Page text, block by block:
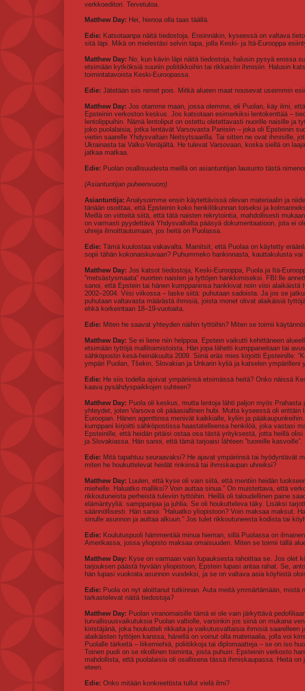
verkkoeditori. Tervetuloa.
Matthew Day: Hei, hienoa olla taas täällä.
Edie: Katsotaanpa näitä tiedostoja. Ensinnäkin, kyseessä on valtava
sitä läpi. Mikä on mielestäsi selvin tapa, jolla Keski- ja Itä-Eurooppa
Matthew Day: No, kun kävin läpi näitä tiedostoja, halusin pysyä erossa
etsimään kytköksiä suuriin poliitikkoihin tai rikkaisiin ihmisiin. Halusin
toimintatavoista Keski-Euroopassa.
Edie: Jätetään siis nimet pois. Mitkä alueen maat nousevat useimmin
Matthew Day: Jos otamme maan, jossa olemme, eli Puolan, käy ilmi,
Epsteinin verkoston keskus. Jos katsotaan esimerkiksi lentokenttää –
lentolippuihin. Nämä lentoliput on ostettu oletettavasti nuorille naisille ja
joko puolalaisia, jotka lentävät Varsovasta Pariisiin – joka oli Epsteinin
vietiin saarelle Yhdysvaltain Neitsytsaarilla. Tai sitten ne ovat ihmisille,
Ukrainasta tai Valko-Venäjältä. He tulevat Varsovaan, koska siellä on
jatkaa matkaa.
Edie: Puolan osallisuudesta meillä on asiantuntijan lausunto tästä
(Asiantuntijan puheenvuoro)
Asiantuntija: Analysoimme ensin käytettävissä olevan materiaalin ja
tänään osoittaa, että Epsteinin koko henkilökunnan toiseksi ja
Meillä on viitteitä siitä, että tätä naisten rekrytointia, mahdollisesti
on varmasti pyydettävä Yhdysvalloilta pääsyä dokumentaatioon, jota ei
uhreja ilmoittautumaan, jos heitä on Puolassa.
Edie: Tämä kuulostaa vakavalta. Mainitsit, että Puolaa on käytetty
sopii tähän kokonaiskuvaan? Puhummeko hankinnasta, kauttakulusta
Matthew Day: Jos katsot tiedostoja, Keski-Eurooppa, Puola ja Itä-
”metsästysmaata” nuorten naisten ja tyttöjen hankkimiseksi. FBI:lle
sanoi, että Epstein tai hänen kumppaninsa hankkivat noin viisi
2002–2004. Viisi viikossa – laske siitä: puhutaan sadoista. Ja jos se
puhutaan valtavasta määrästä ihmisiä, joista monet olivat alaikäisiä
ehkä korkeintaan 18–19-vuotiaita.
Edie: Miten he saavat yhteyden näihin tyttöihin? Miten se toimii
Matthew Day: Se ei liene niin helppoa. Epstein vaikutti kehittäneen
etsimään tyttöjä mallitoimistoista. Hän jopa lähetti kumppaneitaan tai
sähköpostin kesä-heinäkuulta 2009. Siinä eräs mies kirjoitti Epsteinille:
ympäri Puolan, Tšekin, Slovakian ja Unkarin kyliä ja katselen ympärilleni
Edie: He siis todella ajoivat ympäriinsä etsimässä heitä? Onko näissä
kaava pysähdyspaikkojen suhteen?
Matthew Day: Puola oli keskus, mutta lentoja lähti paljon myös
yhteydet, joten Varsova oli pääasiallinen hubi. Mutta kyseessä oli
Euroopan. Hänen agenttinsa menivät kaikkialle, kyliin ja
kumppani kirjoitti sähköpostissa haastatelleensa henkilöä, joka vastasi
Epsteinille, että heidän pitäisi ostaa osa tästä yrityksestä, jotta heillä
ja Slovakiassa. Hän sanoi, että tämä tarjoaisi lähteen ”tuoreille kasvoille”.
Edie: Mitä tapahtuu seuraavaksi? He ajavat ympäriinsä tai hyödyntävät
miten he houkuttelevat heidät rinkiinsä tai ihmiskaupan uhreiksi?
Matthew Day: Luulen, että kyse oli vain siitä, että mentiin heidän
miehelle. Haluatko malliksi? Voin auttaa sinua.” On muistettava, että
rikkoutuneista perheistä tuleviin tyttöihin. Heillä oli taloudellinen paine
elämäntyyliä: samppanjaa ja juhlia. Se oli houkutteleva täky. Lisäksi
säännöllisesti. Hän sanoi: ”Haluatko yliopistoon? Voin maksaa maksut.
sinulle asunnon ja auttaa alkuun.” Jos tulet rikkoutuneesta kodista tai
Edie: Koulutuspuoli hämmentää minua hieman, sillä Puolassa on
Amerikassa, jossa yliopisto maksaa omaisuuden. Miten se toimii tällä
Matthew Day: Kyse on varmaan vain lupauksesta rahoittaa se. Jos olet
tarjouksen päästä hyvään yliopistoon, Epstein lupasi antaa rahat. Se,
hän lupasi vuokrata asunnon vuodeksi, ja se on valtava asia köyhistä
Edie: Puola on nyt aloittanut tutkinnan. Auta meitä ymmärtämään, mistä
tarkastelevat näitä tiedostoja?
Matthew Day: Puolan viranomaisille tämä ei ole vain järkyttävä
turvallisuusvaikutuksia Puolan valtiolle, varsinkin jos siinä on mukana
kiristäjänä, joka houkutteli rikkaita ja vaikutusvaltaisia ihmisiä saarelleen
alaikäisten tyttöjen kanssa, hänellä on voinut olla materiaalia, jolla voi
Puolalle tärkeitä – liikemiehiä, poliitikkoja tai diplomaatteja – se on iso
Toinen puoli on se rikollinen toiminta, josta puhuin: Epsteinin verkosto
mahdollista, että puolalaisia oli osallisena tässä ihmiskaupassa. Heitä
eteen.
Edie: Onko mitään konkreettista tullut vielä ilmi?